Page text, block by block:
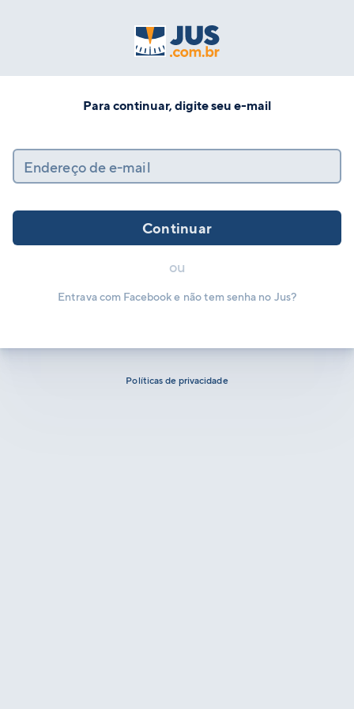
Para continuar, digite seu e-mail
Endereço de e-mail
Continuar
ou
Entrava com Facebook e não tem senha no Jus?
Políticas de privacidade